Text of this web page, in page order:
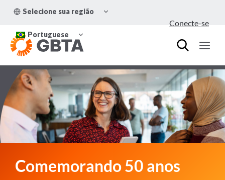
para
Conteúdo
Selecione sua região
MENU
Portuguese
MENU
FILHO
Conecte-se
Comemorando 50 anos